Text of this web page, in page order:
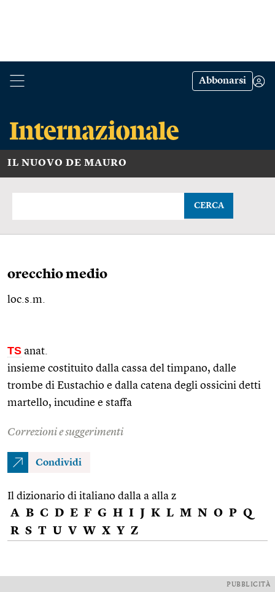
Abbonarsi
IL NUOVO DE MAURO
CERCA
orecchio medio
loc.s.m.
TS anat.
insieme costituito dalla cassa del timpano, dalle
trombe di Eustachio e dalla catena degli ossicini detti
martello, incudine e staffa
Correzioni e suggerimenti
Condividi
Il dizionario di italiano dalla a alla z
A B C D E F G H I J K L M N O P Q
R S T U V W X Y Z
PUBBLICITÀ